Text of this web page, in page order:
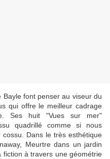
font penser au viseur du
qui offre le meilleur cadrage
Ses huit "Vues sur mer"
quadrillé comme si nous
Dans le très esthétique
Meurtre dans un jardin
à travers une géométrie